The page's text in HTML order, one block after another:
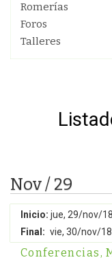
Romerías
Foros
Talleres
Nov / 29
Inicio: jue, 29/nov/
Final: vie, 30/nov/
Conferencias,